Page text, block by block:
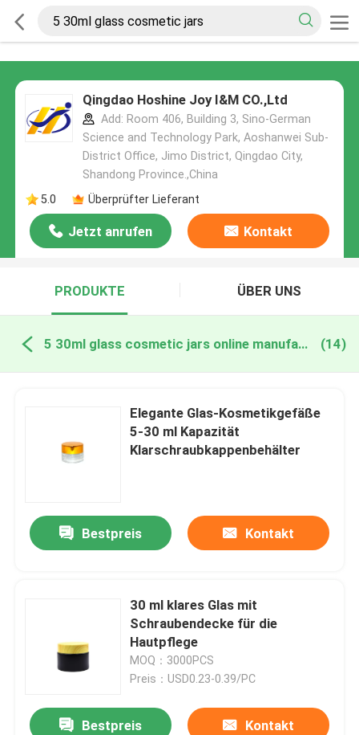
Qingdao Hoshine Joy I&M CO.,Ltd
Add: Room 406, Building 3, Sino-German
Science and Technology Park, Aoshanwei Sub-
District Office, Jimo District, Qingdao City,
Shandong Province.,China
5.0
Überprüfter Lieferant
Jetzt anrufen Kontakt
PRODUKTE ÜBER UNS
5 30ml glass cosmetic jars online manufacture (14)
Elegante Glas-Kosmetikgefäße
5-30 ml Kapazität
Klarschraubkappenbehälter
Bestpreis Kontakt
30 ml klares Glas mit
Schraubendecke für die
Hautpflege
MOQ：3000PCS
Preis：USD0.23-0.39/PC
Bestpreis Kontakt